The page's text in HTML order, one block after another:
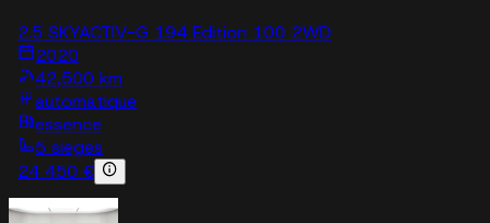
2.5 SKYACTIV-G 194 Edition 100 2WD
2020
42,500 km
automatique
essence
5 sieges
24 450 €